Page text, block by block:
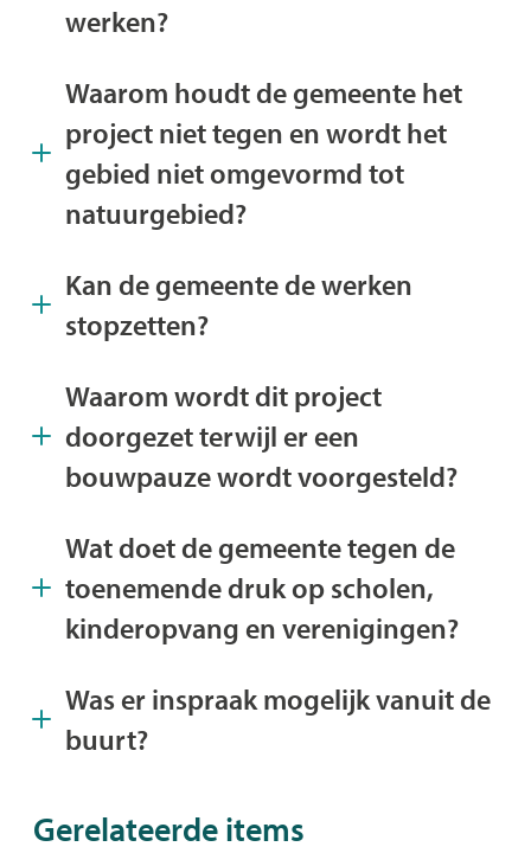
werken?
Waarom houdt de gemeente het
project niet tegen en wordt het
gebied niet omgevormd tot
natuurgebied?
Kan de gemeente de werken
stopzetten?
Waarom wordt dit project
doorgezet terwijl er een
bouwpauze wordt voorgesteld?
Wat doet de gemeente tegen de
toenemende druk op scholen,
kinderopvang en verenigingen?
Was er inspraak mogelijk vanuit de
buurt?
Gerelateerde items